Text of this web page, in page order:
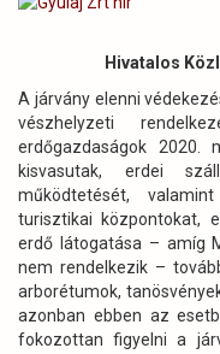
Hivatalos
A járvány elenni
vészhelyzeti
erdőgazdaságok 2020.
kisvasutak, erdei
működtetését,
turisztikai központokat,
erdő látogatása – amíg
nem rendelkezik –
arborétumok,
azonban ebben az
fokozottan figyelni a